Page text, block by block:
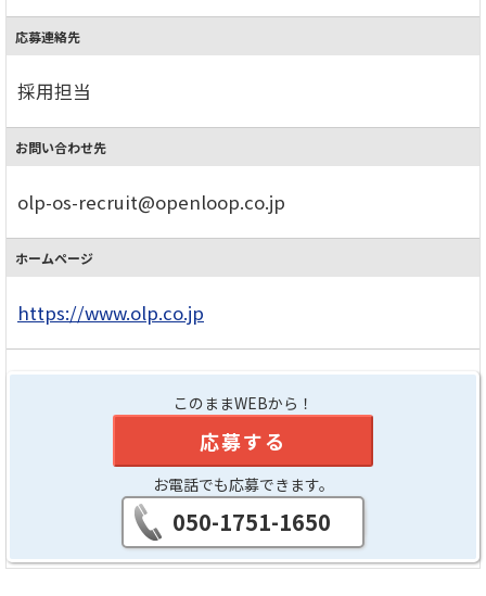
応募連絡先
採用担当
お問い合わせ先
olp-os-recruit@openloop.co.jp
ホームページ
https://www.olp.co.jp
このままWEBから！
応募する
お電話でも応募できます。
050-1751-1650